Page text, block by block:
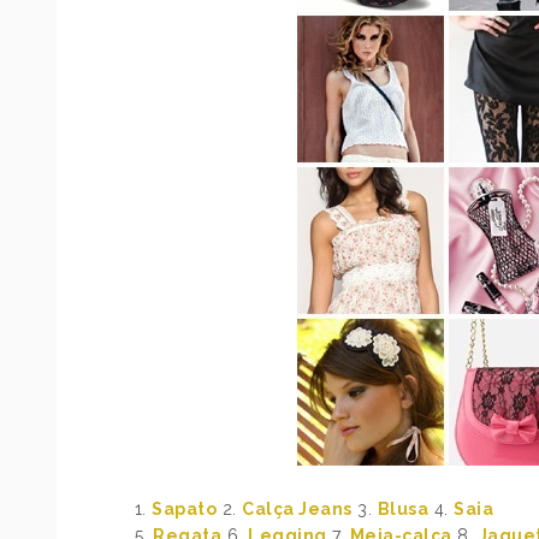
1.Sapato 2. Calça Jeans 3. Blusa 4.Saia